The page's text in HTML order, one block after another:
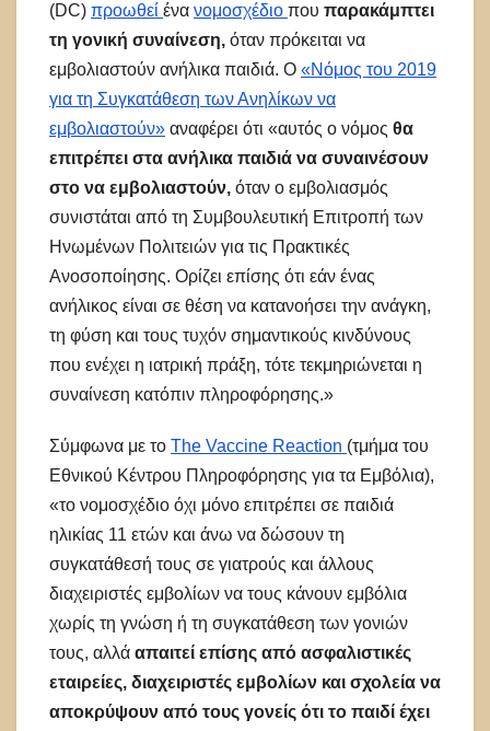
(DC) προωθεί ένα νομοσχέδιο που παρακάμπτει
τη γονική συναίνεση, όταν πρόκειται να
εμβολιαστούν ανήλικα παιδιά. Ο «Νόμος του 2019
για τη Συγκατάθεση των Ανηλίκων να
εμβολιαστούν» αναφέρει ότι «αυτός ο νόμος θα
επιτρέπει στα ανήλικα παιδιά να συναινέσουν
στο να εμβολιαστούν, όταν ο εμβολιασμός
συνιστάται από τη Συμβουλευτική Επιτροπή των
Ηνωμένων Πολιτειών για τις Πρακτικές
Ανοσοποίησης. Ορίζει επίσης ότι εάν ένας
ανήλικος είναι σε θέση να κατανοήσει την ανάγκη,
τη φύση και τους τυχόν σημαντικούς κινδύνους
που ενέχει η ιατρική πράξη, τότε τεκμηριώνεται η
συναίνεση κατόπιν πληροφόρησης.»
Σύμφωνα με το The Vaccine Reaction (τμήμα του
Εθνικού Κέντρου Πληροφόρησης για τα Εμβόλια),
«το νομοσχέδιο όχι μόνο επιτρέπει σε παιδιά
ηλικίας 11 ετών και άνω να δώσουν τη
συγκατάθεσή τους σε γιατρούς και άλλους
διαχειριστές εμβολίων να τους κάνουν εμβόλια
χωρίς τη γνώση ή τη συγκατάθεση των γονιών
τους, αλλά απαιτεί επίσης από ασφαλιστικές
εταιρείες, διαχειριστές εμβολίων και σχολεία να
αποκρύψουν από τους γονείς ότι το παιδί έχει